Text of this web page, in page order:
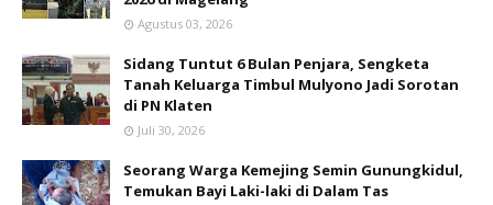
Agustus 03, 2026
Sidang Tuntut 6 Bulan Penjara, Sengketa
Tanah Keluarga Timbul Mulyono Jadi Sorotan
di PN Klaten
Juli 30, 2026
Seorang Warga Kemejing Semin Gunungkidul,
Temukan Bayi Laki-laki di Dalam Tas